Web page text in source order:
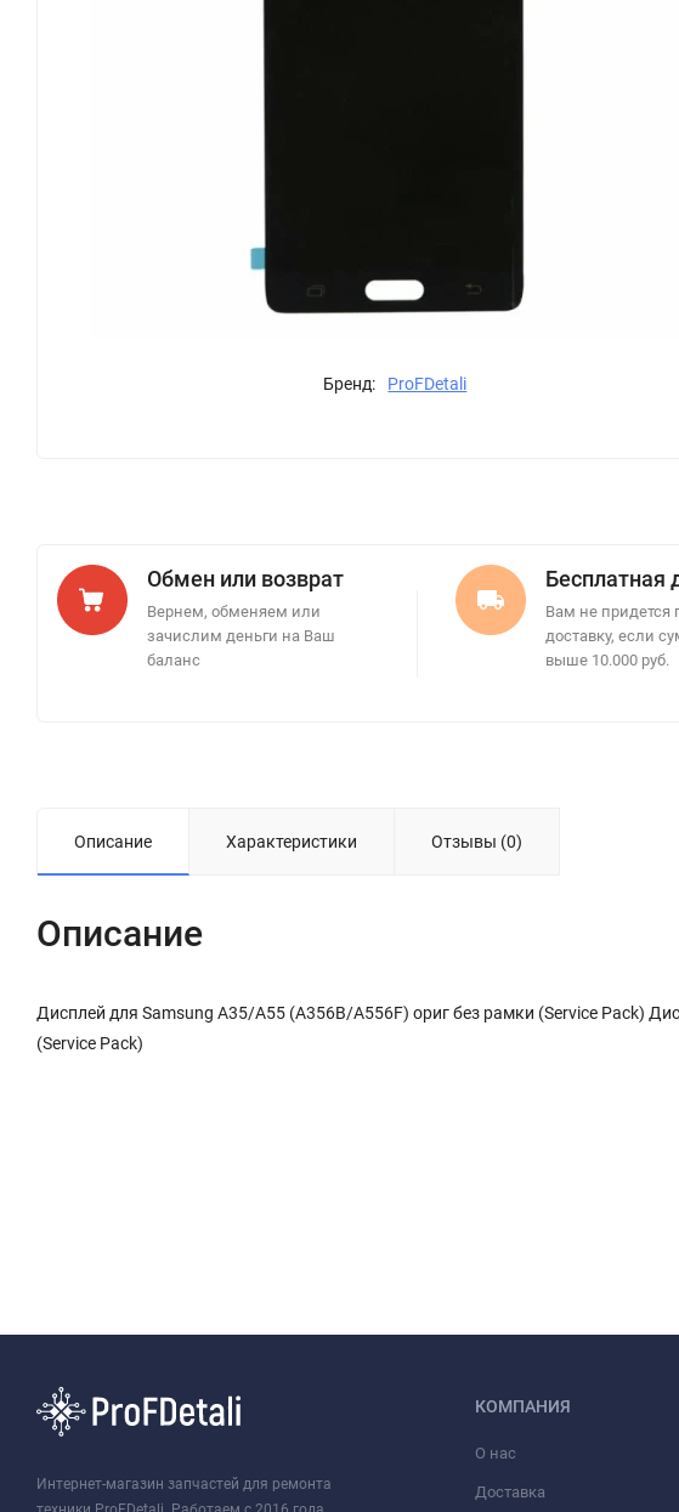
Бренд: ProFDetali
Обмен или возврат
Вернем, обменяем или
зачислим деньги на Ваш
баланс
Бесплатная
Вам не придется
доставку, если
выше 10.000 руб.
Описание Характеристики Отзывы (0)
Описание
Дисплей для Samsung A35/A55 (A356B/A556F) ориг без рамки (Service Pack)
(Service Pack)
Интернет-магазин запчастей для ремонта
КОМПАНИЯ
О нас
Доставка